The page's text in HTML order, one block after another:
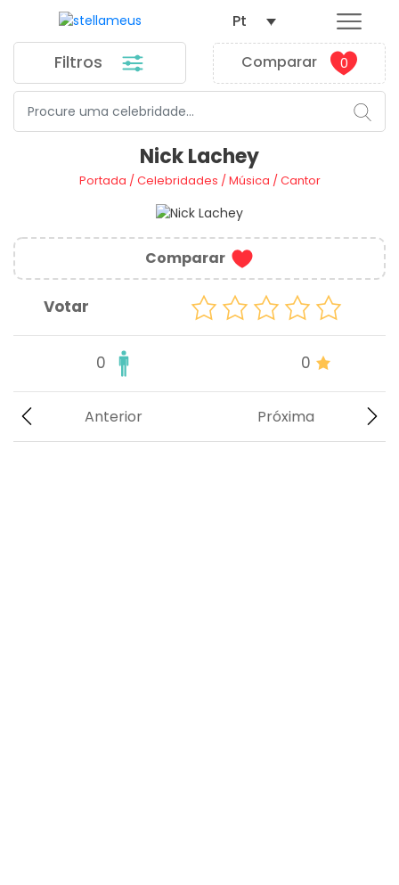
Filtros Comparar 0
Pt
Nick Lachey
Portada /Celebridades /Música /Cantor
Comparar
Votar
0 0
Próxima
Anterior